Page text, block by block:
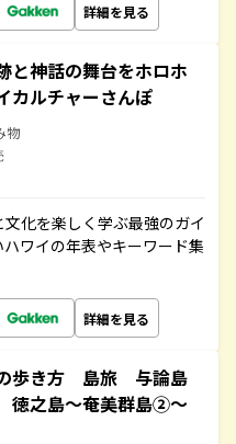
詳細を見る
神話の舞台をホロホ
ルチャーさんぽ
物
化を楽しく学ぶ最強のガイ
ワイの年表やキーワード集
詳細を見る
歩き方 島旅 与論島
徳之島～奄美群島②～